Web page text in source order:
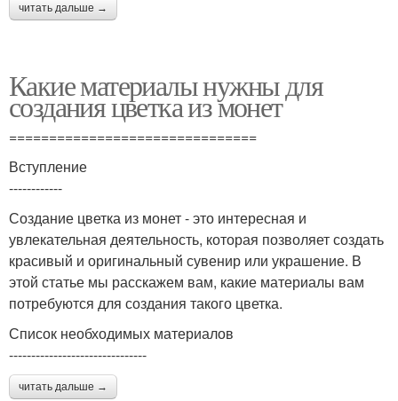
читать дальше →
Какие материалы нужны для
создания цветка из монет
===============================
Вступление
------------
Создание цветка из монет - это интересная и
увлекательная деятельность, которая позволяет создать
красивый и оригинальный сувенир или украшение. В
этой статье мы расскажем вам, какие материалы вам
потребуются для создания такого цветка.
Список необходимых материалов
-------------------------------
читать дальше →